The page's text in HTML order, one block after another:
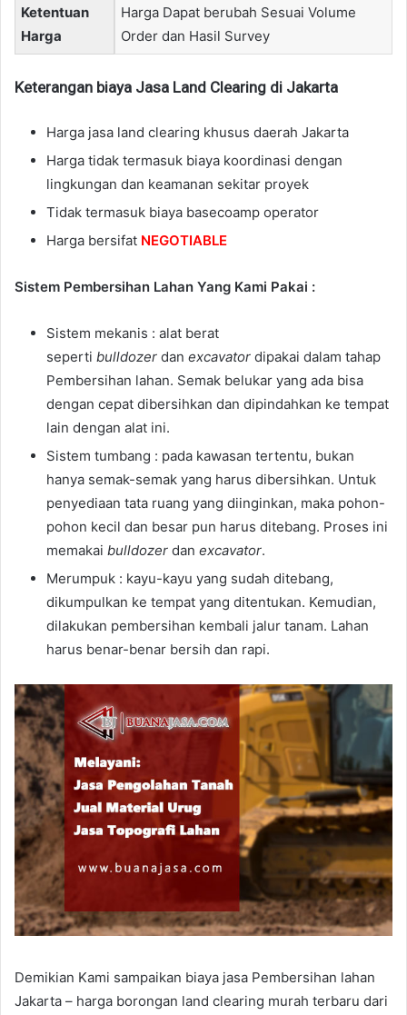
Ketentuan
Harga
Harga Dapat berubah Sesuai Volume
Order dan Hasil Survey
Keterangan biaya Jasa Land Clearing di Jakarta
Harga jasa land clearing khusus daerah Jakarta
Harga tidak termasuk biaya koordinasi dengan
lingkungan dan keamanan sekitar proyek
Tidak termasuk biaya basecoamp operator
Harga bersifat NEGOTIABLE
Sistem Pembersihan Lahan Yang Kami Pakai :
Sistem mekanis : alat berat
seperti bulldozer dan excavator dipakai dalam tahap
Pembersihan lahan. Semak belukar yang ada bisa
dengan cepat dibersihkan dan dipindahkan ke tempat
lain dengan alat ini.
Sistem tumbang : pada kawasan tertentu, bukan
hanya semak-semak yang harus dibersihkan. Untuk
penyediaan tata ruang yang diinginkan, maka pohon-
pohon kecil dan besar pun harus ditebang. Proses ini
memakai bulldozer dan excavator.
Merumpuk : kayu-kayu yang sudah ditebang,
dikumpulkan ke tempat yang ditentukan. Kemudian,
dilakukan pembersihan kembali jalur tanam. Lahan
harus benar-benar bersih dan rapi.
Demikian Kami sampaikan biaya jasa Pembersihan lahan
Jakarta – harga borongan land clearing murah terbaru dari